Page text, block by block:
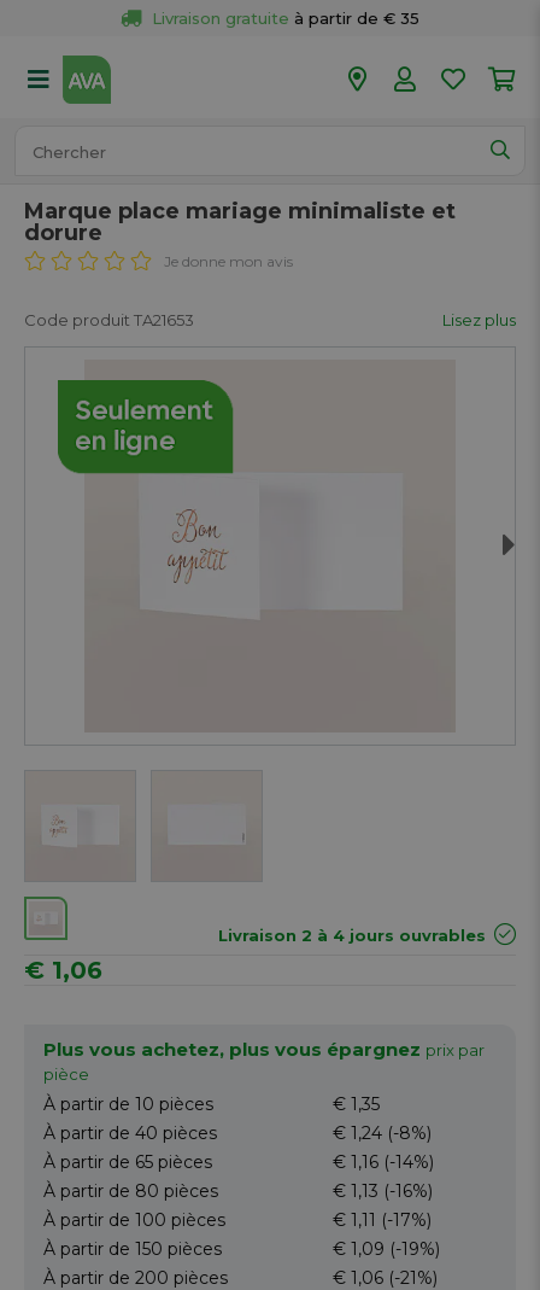
Livraison gratuite à partir de € 35
50 magasins
Marque place mariage minimaliste et
dorure
Je donne mon avis
Code produit TA21653 Lisez plus
Livraison 2 à 4 jours ouvrables
€ 1,06
Plus vous achetez, plus vous épargnez prix par
pièce
À partir de 10 pièces
€ 1,35
À partir de 40 pièces € 1,24 (-8%)
À partir de 65 pièces € 1,16 (-14%)
À partir de 80 pièces € 1,13 (-16%)
À partir de 100 pièces € 1,11 (-17%)
À partir de 150 pièces € 1,09 (-19%)
À partir de 200 pièces € 1,06 (-21%)